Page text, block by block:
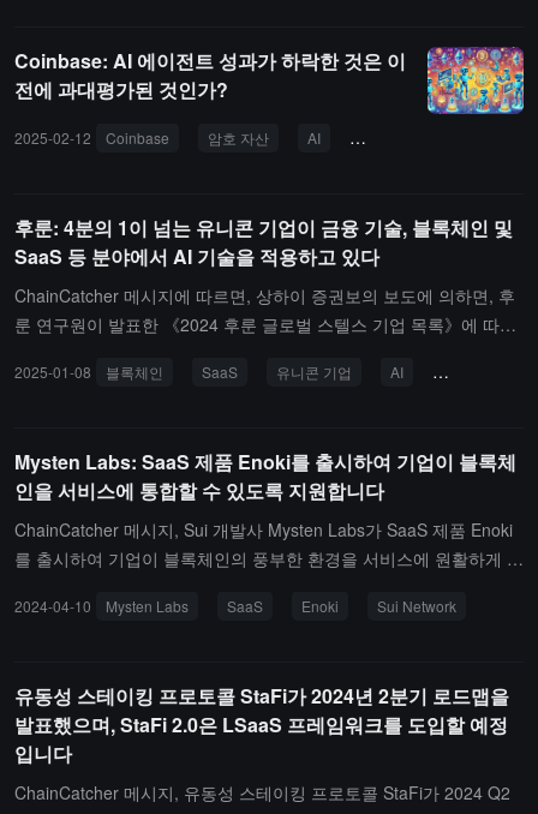
Coinbase: AI 에이전트 성과가 하락한 것은 이
전에 과대평가된 것인가?
2025-02-12 Coinbase 암호 자산 AI SaaS
후룬: 4분의 1이 넘는 유니콘 기업이 금융 기술, 블록체인 및
SaaS 등 분야에서 AI 기술을 적용하고 있다
ChainCatcher 메시지에 따르면, 상하이 증권보의 보도에 의하면, 후
룬 연구원이 발표한 《2024 후룬 글로벌 스텔스 기업 목록》에 따르
며, 38개국에 분포하고 있습니다. 그중 중국 기업은 2019년 70개에
5% 이상의 스텔스 기업이 금융 기술, 블록체인 및 SaaS 등 분야에서
AI 기술을 적용하고 있으며, 평균 평가액은 7억 달러에 달합니다. 후
룬은 생성적 AI, 머신러닝, AR/VR, 클라우드 컴퓨팅 등의 기술 융합
이 혁신 기업에 전례 없는 발전 기회를 가져다주고 있다고 밝혔습니
을 의미하며, 일반적으로 2000년 이후에 설립되어 3년 내에 10억 달
2025-01-08 블록체인 SaaS 유니콘 기업 AI 후룬 연구원
Mysten Labs: SaaS 제품 Enoki를 출시하여 기업이 블록체
인을 서비스에 통합할 수 있도록 지원합니다
ChainCatcher 메시지, Sui 개발사 Mysten Labs가 SaaS 제품 Enoki
를 출시하여 기업이 블록체인의 풍부한 환경을 서비스에 원활하게 통
work의 지원을 받아 Enoki는 기업이 다음을 수행할 수 있도록 돕습니
이어 접근; 새로운 언어 없이 API 및 SDK를 사용하여 솔루션 구축.En
oki가 제공하는 Sui 초기 기능에는 다음이 포함됩니다: 무마찰 계정
생성을 위한 zkLogin; 거래를 후원하고 지갑에 대한 자금 요구를 줄
이기 위한 Enoki Gas Pool; 최종 사용자에게 인간이 읽을 수 있는 계
2024-04-10 Mysten Labs SaaS Enoki Sui Network
유동성 스테이킹 프로토콜 StaFi가 2024년 2분기 로드맵을
발표했으며, StaFi 2.0은 LSaaS 프레임워크를 도입할 예정
입니다
ChainCatcher 메시지, 유동성 스테이킹 프로토콜 StaFi가 2024 Q2